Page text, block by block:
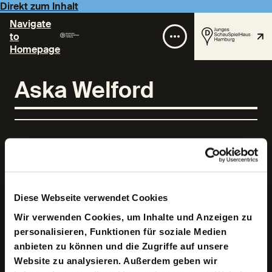
Diese Webseite verwendet Cookies
Wir verwenden Cookies, um Inhalte und Anzeigen zu
personalisieren, Funktionen für soziale Medien
anbieten zu können und die Zugriffe auf unsere
Website zu analysieren. Außerdem geben wir
Direkt zum Inhalt
Navigate
to
Homepage
Aska Welford
Aska Welford ist eine architektonische Arbeiter*in. Aska
verwendet Textilskulpturen, gemeinschaftsbasierte
Forschung, experimentelle Fiktion und
Arbeitsorganisation, um die kapitalistischen,
rassistischen und heteronormativen Prozesse, die
unsere physische Umwelt formen, zu untersuchen und
zu unterbrechen. Aska hat einen Master in Architektur